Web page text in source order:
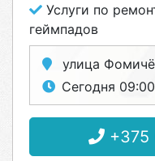
Услуги по
геймпадов
улица
Сегодня
+375